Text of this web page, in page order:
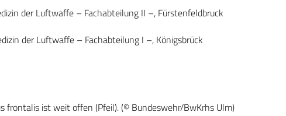
der Luftwaffe – Fachabteilung II –, Fürstenfeldbruck
der Luftwaffe – Fachabteilung I –, Königsbrück
frontalis ist weit offen (Pfeil). (© Bundeswehr/BwKrhs Ulm)